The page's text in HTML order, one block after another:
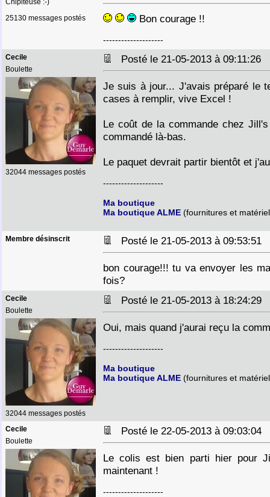
Chipiteuse :-)
25130 messages postés
Bon courage !!
--------------------
Cecile
Boulette
32044 messages postés
Posté le 21-05-2013 à 09:11:26
Je suis à jour... J'avais préparé le
cases à remplir, vive Excel !
Le coût de la commande chez
commandé là-bas.
Le paquet devrait partir bientôt et
--------------------
Ma boutique
Ma boutique ALME (fournitures et
Membre désinscrit Posté le 21-05-2013 à 09:53:51
bon courage!!! tu va envoyer les
fois?
Cecile
Boulette
32044 messages postés
Posté le 21-05-2013 à 18:24:29
Oui, mais quand j'aurai reçu la
--------------------
Ma boutique
Ma boutique ALME (fournitures et
Cecile
Boulette
Posté le 22-05-2013 à 09:03:04
Le colis est bien parti hier pour
maintenant !
--------------------